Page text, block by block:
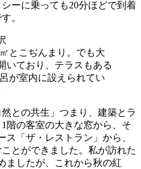
ーに乗っても20分ほどで到着
。
とこぢんまり。でも大
いており、テラスもある
が室内に設えられてい
との共生」つまり、建築とラ
階の客室の大きな窓から、そ
ス「ザ・レストラン」から、
とができました。私が訪れた
ましたが、これから秋の紅